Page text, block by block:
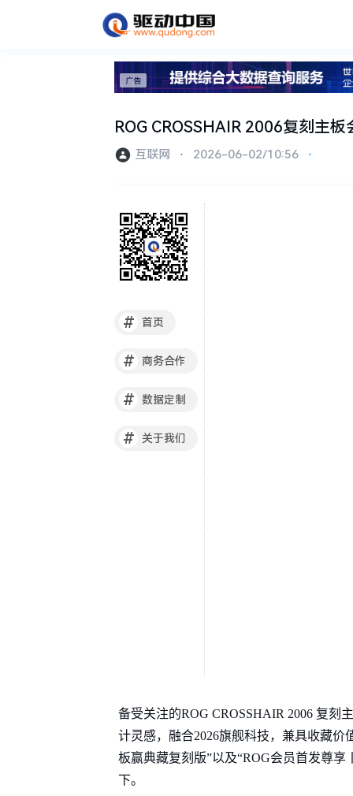
ROG CROSSHAIR 2006复刻主
互联网 ⋅ 2026-06-02/10:56 ⋅
# 首页
# 商务合作
# 数据定制
# 关于我们
备受关注的ROG CROSSHAIR 2006 复刻
计灵感，融合2026旗舰科技，兼具收藏价
板赢典藏复刻版”以及“ROG会员首发尊
下。